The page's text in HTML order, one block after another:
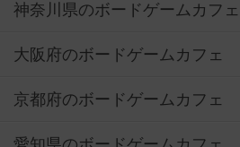
神奈川県のボードゲームカフェ
大阪府のボードゲームカフェ
京都府のボードゲームカフェ